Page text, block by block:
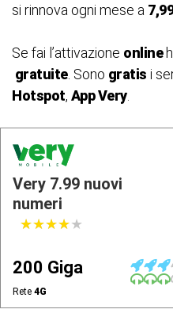
si rinnova ogni mese a
Se fai l’attivazione online
gratuite. Sono gratis i
Hotspot, App Very.
Very 7.99 nuovi
numeri
★★★★★
★★★★★
200 Giga
Rete 4G